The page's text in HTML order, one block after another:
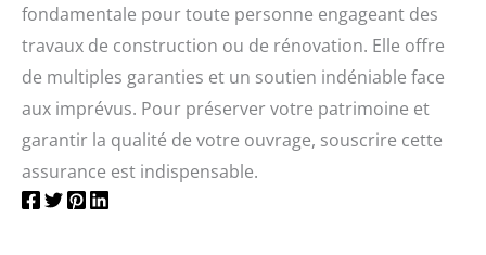
fondamentale pour toute personne engageant des
travaux de construction ou de rénovation. Elle offre
de multiples garanties et un soutien indéniable face
aux imprévus. Pour préserver votre patrimoine et
garantir la qualité de votre ouvrage, souscrire cette
assurance est indispensable.